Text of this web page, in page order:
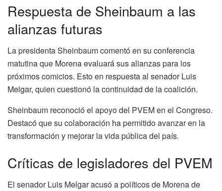
Respuesta de Sheinbaum a las
alianzas futuras
La presidenta Sheinbaum comentó en su conferencia
matutina que Morena evaluará sus alianzas para los
próximos comicios. Esto en respuesta al senador Luis
Melgar, quien cuestionó la continuidad de la coalición.
Sheinbaum reconoció el apoyo del PVEM en el Congreso.
Destacó que su colaboración ha permitido avanzar en la
transformación y mejorar la vida pública del país.
Críticas de legisladores del PVEM
El senador Luis Melgar acusó a políticos de Morena de